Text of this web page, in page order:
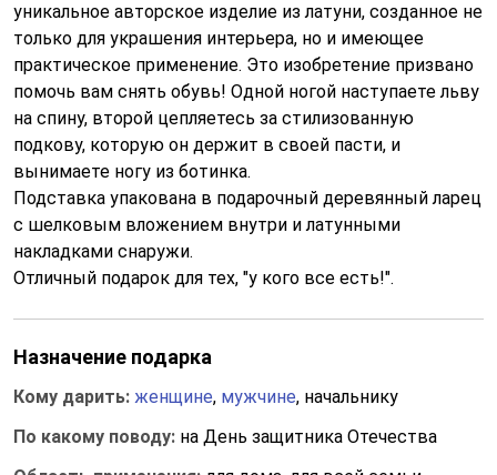
уникальное авторское изделие из латуни, созданное не
только для украшения интерьера, но и имеющее
практическое применение. Это изобретение призвано
помочь вам снять обувь! Одной ногой наступаете льву
на спину, второй цепляетесь за стилизованную
подкову, которую он держит в своей пасти, и
вынимаете ногу из ботинка.
Подставка упакована в подарочный деревянный ларец
с шелковым вложением внутри и латунными
накладками снаружи.
Отличный подарок для тех, "у кого все есть!".
Назначение подарка
Кому дарить: женщине, мужчине, начальнику
По какому поводу: на День защитника Отечества